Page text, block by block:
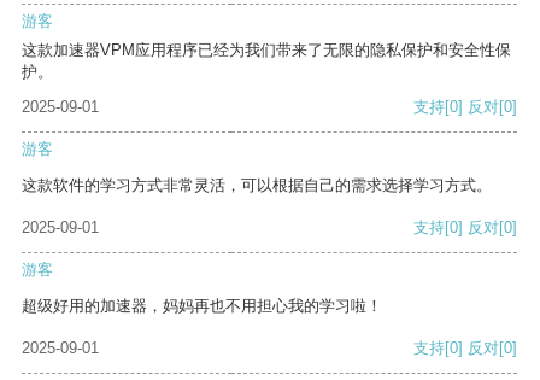
游客
这款加速器VPM应用程序已经为我们带来了无限的隐私保护和安全性保
护。
2025-09-01
支持[0] 反对[0]
游客
这款软件的学习方式非常灵活，可以根据自己的需求选择学习方式。
2025-09-01 支持[0] 反对[0]
游客
超级好用的加速器，妈妈再也不用担心我的学习啦！
2025-09-01 支持[0] 反对[0]